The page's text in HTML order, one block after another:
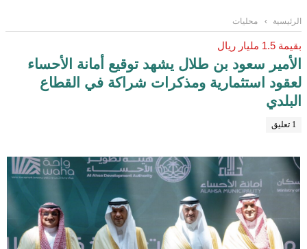
الرئيسية › محليات
بقيمة 1.5 مليار ريال
الأمير سعود بن طلال يشهد توقيع أمانة الأحساء
لعقود استثمارية ومذكرات شراكة في القطاع
البلدي
1 تعليق